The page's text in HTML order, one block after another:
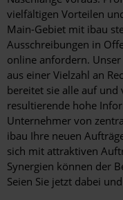
vielfältigen Vorteilen
Main-Gebiet mit ibau
Ausschreibungen in
online anfordern.
aus einer Vielzahl an
bereitet sie alle auf
resultierende hohe
Unternehmer von
ibau Ihre neuen
sich mit attraktiven
Synergien können der
Seien Sie jetzt dabei